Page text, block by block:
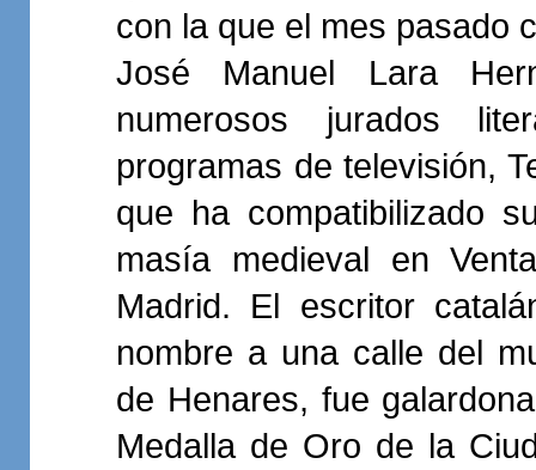
con la que el mes pasado
José Manuel Lara
numerosos jurados
programas de televisión,
que ha compatibilizado
masía medieval en
Madrid. El escritor
nombre a una calle del
de Henares, fue
Medalla de Oro de la